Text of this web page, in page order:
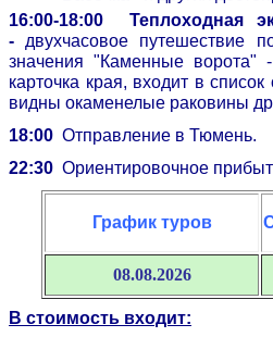
16:00-18:00
Теплоходная
-двухчасовое путешествие
значения "Каменные ворота"
карточка края, входит в
видны окаменелые раковины
18:00 Отправление в Тюмень.
22:30 Ориентировочное
График туров
08.08.2026
В стоимость входит: